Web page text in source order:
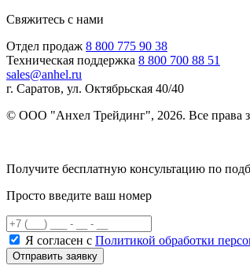
Свяжитесь с нами
Отдел продаж 8 800 775 90 38
Техническая поддержка 8 800 700 88 51
sales@anhel.ru
г. Саратов, ул. Октябрьская 40/40
© ООО "Анхел Трейдинг", 2026. Все права
Получите бесплатную консультацию по
Просто введите ваш номер
Я согласен с Политикой обработки
Отправить заявку